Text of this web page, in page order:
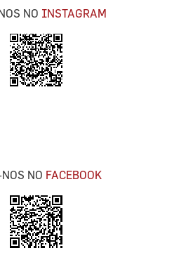
NO INSTAGRAM
NO FACEBOOK